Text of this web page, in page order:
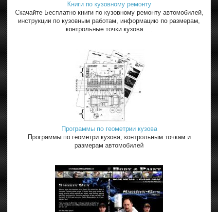
Книги по кузовному ремонту
Скачайте Бесплатно книги по кузовному ремонту автомобилей,
инструкции по кузовным работам, информацию по размерам,
контрольные точки кузова. ...
Программы по геометрии кузова
Программы по геометри кузова, контрольным точкам и
размерам автомобилей